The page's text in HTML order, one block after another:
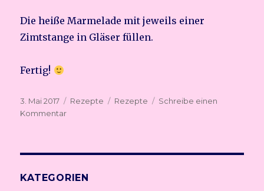
Die heiße Marmelade mit jeweils einer
Zimtstange in Gläser füllen.
Fertig!
Veröffentlicht
am
3. Mai 2017 Kategorien
Rezepte Schlagwörter
Rezepte
Schreibe einen
Kommentar
Vanille
Zimt
KATEGORIEN